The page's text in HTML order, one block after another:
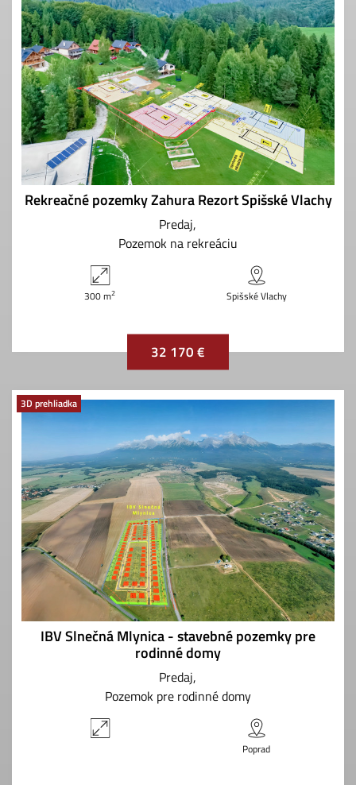
Rekreačné pozemky Zahura Rezort Spišské Vlachy
Predaj
Pozemok na rekreáciu
300 m2 Spišské Vlachy
32 170 €
3D prehliadka
IBV Slnečná Mlynica - stavebné pozemky pre
rodinné domy
Predaj
Pozemok pre rodinné domy
Poprad